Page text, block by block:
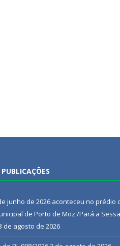
junho de 2026 aconteceu no prédio
de Porto de Moz /Pará a
de agosto de 2026